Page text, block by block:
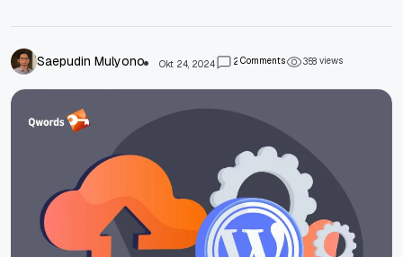
Saepudin Mulyono Okt 24, 2024 2Comments 358views